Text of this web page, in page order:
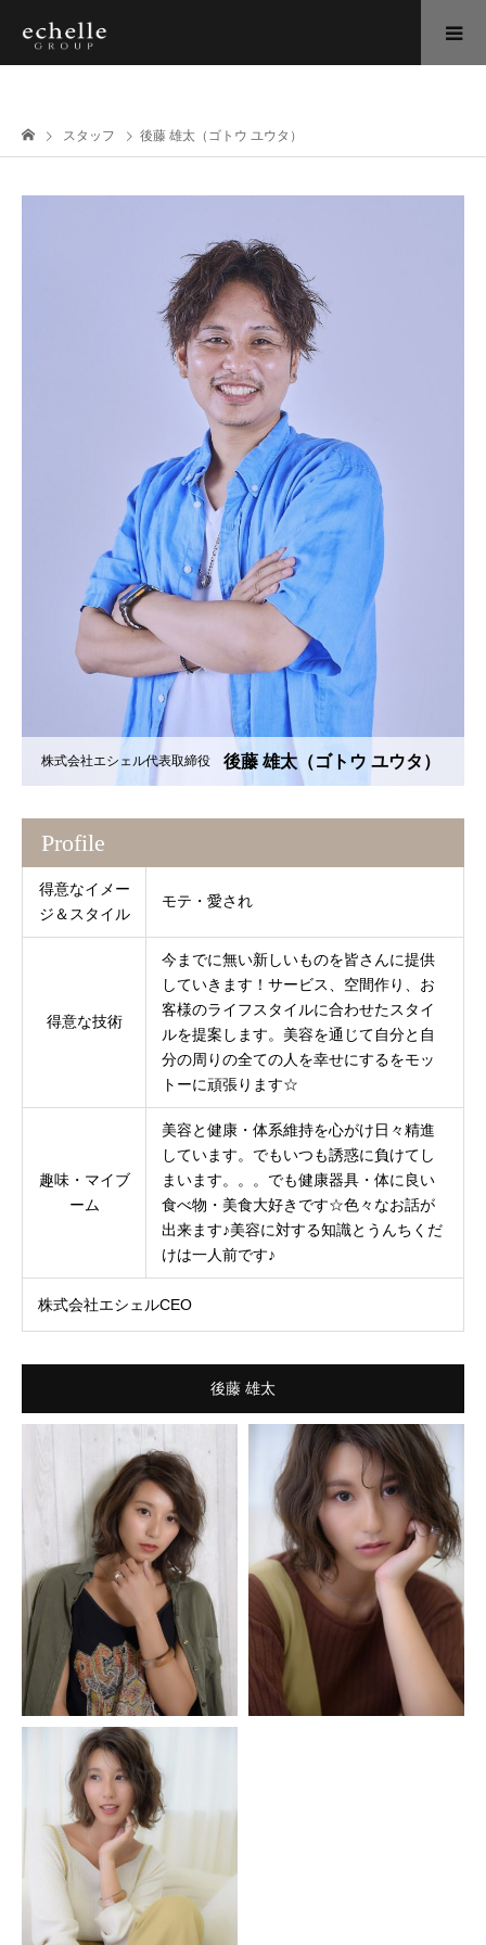
スタッフ 後藤 雄太（ゴトウ ユウタ）
株式会社エシェル代表取締役 後藤 雄太（ゴトウ ユウタ）
Profile
得意なイメー
ジ＆スタイル
モテ・愛され
得意な技術
今までに無い新しいものを皆さんに提供
していきます！サービス、空間作り、お
客様のライフスタイルに合わせたスタイ
ルを提案します。美容を通じて自分と自
分の周りの全ての人を幸せにするをモッ
トーに頑張ります☆
趣味・マイブ
ーム
美容と健康・体系維持を心がけ日々精進
しています。でもいつも誘惑に負けてし
まいます。。。でも健康器具・体に良い
食べ物・美食大好きです☆色々なお話が
出来ます♪美容に対する知識とうんちくだ
けは一人前です♪
株式会社エシェルCEO
後藤 雄太